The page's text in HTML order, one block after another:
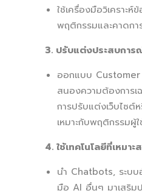
ใช้เครื่องมือวิเคราะห์
พฤติกรรมและคาดก
3. ปรับแต่งประสบการ
ออกแบบ
สนองความต้องการเ
การปรับแต่งเว็บไซต์
เหมาะกับพฤติกรรมผู้
4. ใช้เทคโนโลยีที่เหมาะ
นำ Chatbots, ระบ
มือ AI อื่นๆ มาเสริม